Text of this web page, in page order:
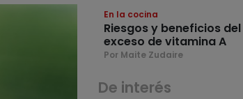
En la cocina
Riesgos y beneficios del
exceso de vitamina A
Por Maite Zudaire
De interés